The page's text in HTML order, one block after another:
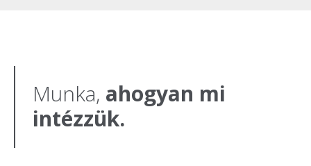
Munka, ahogyan mi
intézzük.